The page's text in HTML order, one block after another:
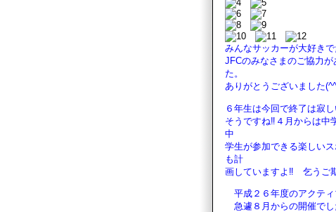
みんなサッカーが大好き
JFCのみなさまのご協力
た。
ありがとうございました
６年生は今回で終了は寂し
そうですね‼４月からは中
中
学生が参加できる楽しい
も計
画していますよ‼ 乞うご
平成２６年度のアクティ
急遽８月からの開催でし